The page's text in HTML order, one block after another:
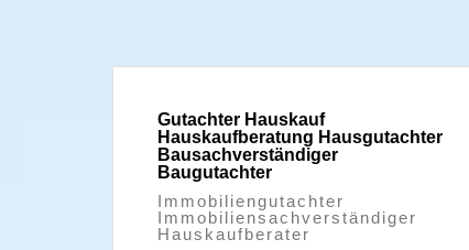
Gutachter Hauskauf
Hauskaufberatung Hausgutachter
Bausachverständiger
Baugutachter
Immobiliengutachter
Immobiliensachverständiger
Hauskaufberater